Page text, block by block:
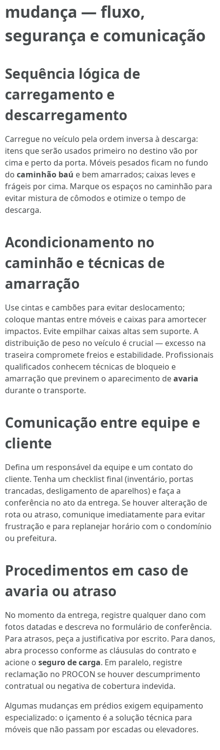
mudança — fluxo,
segurança e comunicação
Sequência lógica de
carregamento e
descarregamento
Carregue no veículo pela ordem inversa à descarga:
itens que serão usados primeiro no destino vão por
cima e perto da porta. Móveis pesados ficam no fundo
do caminhão baú e bem amarrados; caixas leves e
frágeis por cima. Marque os espaços no caminhão para
evitar mistura de cômodos e otimize o tempo de
descarga.
Acondicionamento no
caminhão e técnicas de
amarração
Use cintas e cambões para evitar deslocamento;
coloque mantas entre móveis e caixas para amortecer
impactos. Evite empilhar caixas altas sem suporte. A
distribuição de peso no veículo é crucial — excesso na
traseira compromete freios e estabilidade. Profissionais
qualificados conhecem técnicas de bloqueio e
amarração que previnem o aparecimento deavaria
durante o transporte.
Comunicação entre equipe e
cliente
Defina um responsável da equipe e um contato do
cliente. Tenha um checklist final (inventário, portas
trancadas, desligamento de aparelhos) e faça a
conferência no ato da entrega. Se houver alteração de
rota ou atraso, comunique imediatamente para evitar
frustração e para replanejar horário com o condomínio
ou prefeitura.
Procedimentos em caso de
avaria ou atraso
No momento da entrega, registre qualquer dano com
fotos datadas e descreva no formulário de conferência.
Para atrasos, peça a justificativa por escrito. Para danos,
abra processo conforme as cláusulas do contrato e
acione o seguro de carga. Em paralelo, registre
reclamação no PROCON se houver descumprimento
contratual ou negativa de cobertura indevida.
Algumas mudanças em prédios exigem equipamento
especializado: o içamento é a solução técnica para
móveis que não passam por escadas ou elevadores.